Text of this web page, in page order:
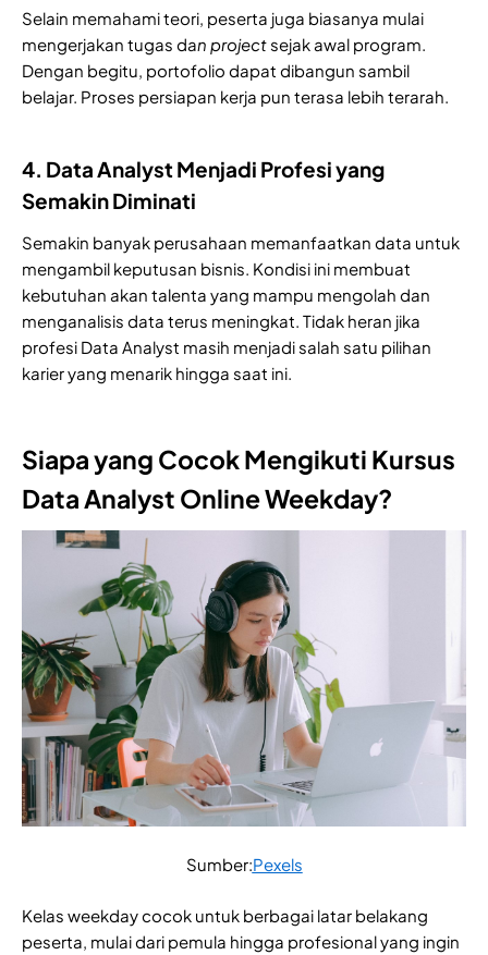
Selain memahami teori, peserta juga biasanya mulai
mengerjakan tugas dan projectsejak awal program.
Dengan begitu, portofolio dapat dibangun sambil
belajar. Proses persiapan kerja pun terasa lebih terarah.
4. Data Analyst Menjadi Profesi yang
Semakin Diminati
Semakin banyak perusahaan memanfaatkan data untuk
mengambil keputusan bisnis. Kondisi ini membuat
kebutuhan akan talenta yang mampu mengolah dan
menganalisis data terus meningkat. Tidak heran jika
profesi Data Analyst masih menjadi salah satu pilihan
karier yang menarik hingga saat ini.
Siapa yang Cocok Mengikuti Kursus
Data Analyst Online Weekday?
Sumber:Pexels
Kelas weekday cocok untuk berbagai latar belakang
peserta, mulai dari pemula hingga profesional yang ingin